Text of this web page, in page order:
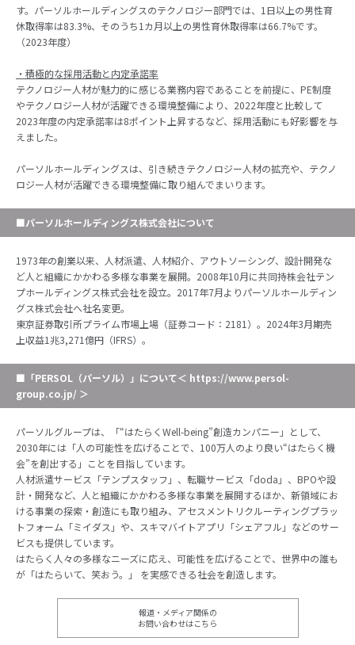
す。パーソルホールディングスのテクノロジー部門では、1日以上の男性育
休取得率は83.3%、そのうち1カ月以上の男性育休取得率は66.7%です。
（2023年度）
・積極的な採用活動と内定承諾率
テクノロジー人材が魅力的に感じる業務内容であることを前提に、PE制度
やテクノロジー人材が活躍できる環境整備により、2022年度と比較して
2023年度の内定承諾率は8ポイント上昇するなど、採用活動にも好影響を与
えました。
パーソルホールディングスは、引き続きテクノロジー人材の拡充や、テクノ
ロジー人材が活躍できる環境整備に取り組んでまいります。
■パーソルホールディングス株式会社について
1973年の創業以来、人材派遣、人材紹介、アウトソーシング、設計開発な
ど人と組織にかかわる多様な事業を展開。2008年10月に共同持株会社テン
プホールディングス株式会社を設立。2017年7月よりパーソルホールディン
グス株式会社へ社名変更。
東京証券取引所プライム市場上場（証券コード：2181）。2024年3月期売
上収益1兆3,271億円（IFRS）。
■「PERSOL（パーソル）」について＜ https://www.persol-
group.co.jp/ ＞
パーソルグループは、「“はたらくWell-being”創造カンパニー」として、
2030年には「人の可能性を広げることで、100万人のより良い“はたらく機
会”を創出する」ことを目指しています。
人材派遣サービス「テンプスタッフ」、転職サービス「doda」、BPOや設
計・開発など、人と組織にかかわる多様な事業を展開するほか、新領域にお
ける事業の探索・創造にも取り組み、アセスメントリクルーティングプラッ
トフォーム「ミイダス」や、スキマバイトアプリ「シェアフル」などのサー
ビスも提供しています。
はたらく人々の多様なニーズに応え、可能性を広げることで、世界中の誰も
が「はたらいて、笑おう。」 を実感できる社会を創造します。
報道・メディア関係の
お問い合わせはこちら